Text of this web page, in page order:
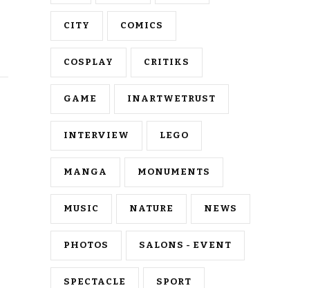
CITY COMICS
COSPLAY CRITIKS
GAME INARTWETRUST
INTERVIEW LEGO
MANGA MONUMENTS
MUSIC NATURE NEWS
PHOTOS SALONS - EVENT
SPECTACLE SPORT